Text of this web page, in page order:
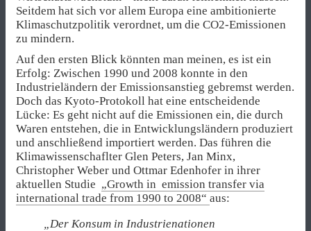
Seitdem hat sich vor allem Europa eine ambitionierte
Klimaschutzpolitik verordnet, um die CO2-Emissionen
zu mindern.
Auf den ersten Blick könnten man meinen, es ist ein
Erfolg: Zwischen 1990 und 2008 konnte in den
Industrieländern der Emissionsanstieg gebremst werden.
Doch das Kyoto-Protokoll hat eine entscheidende
Lücke: Es geht nicht auf die Emissionen ein, die durch
Waren entstehen, die in Entwicklungsländern produziert
und anschließend importiert werden. Das führen die
Klimawissenschaflter Glen Peters, Jan Minx,
Christopher Weber und Ottmar Edenhofer in ihrer
aktuellen Studie „Growth in emission transfer via
international trade from 1990 to 2008“ aus:
„Der Konsum in Industrienationen